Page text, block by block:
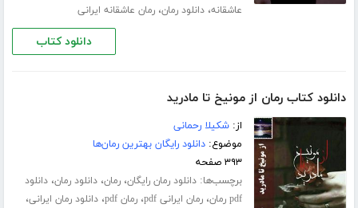
عاشقانه،دانلود رمان،رمان عاشقانه ایرانی
دانلود کتاب
دانلود کتاب رمان از مونیخ تا مادرید
از:شکیلا رحمانی
موضوع:دانلود رایگان بهترین رمان‌ها
۳۹۳ صفحه
برچسب‌ها:دانلود رمان رایگان،رمان،دانلود رمان،دانلود
pdf رمان
،رمان ایرانی pdf ،رمان pdf ،دانلود رمان ایرانی،